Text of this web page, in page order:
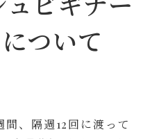
ついて
、隔週12回に渡って